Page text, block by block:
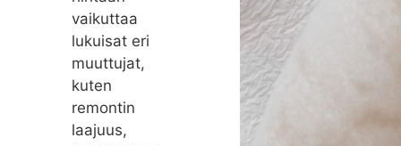
vaikuttaa
lukuisat eri
muuttujat,
kuten
remontin
laajuus,